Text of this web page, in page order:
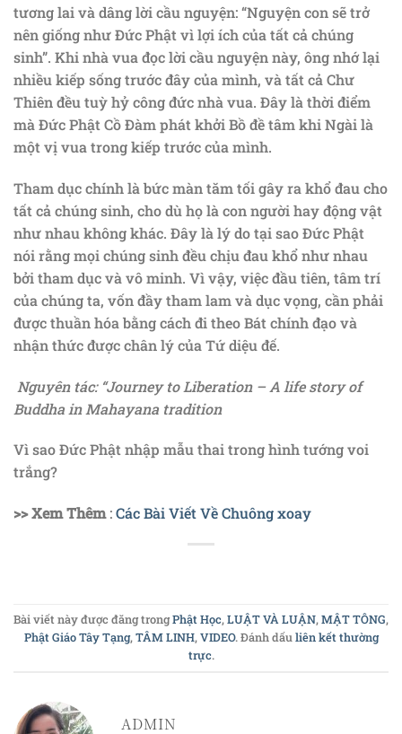
tương lai và dâng lời cầu nguyện: “Nguyện con sẽ trở
nên giống như Đức Phật vì lợi ích của tất cả chúng
sinh”. Khi nhà vua đọc lời cầu nguyện này, ông nhớ lại
nhiều kiếp sống trước đây của mình, và tất cả Chư
Thiên đều tuỳ hỷ công đức nhà vua. Đây là thời điểm
mà Đức Phật Cồ Đàm phát khởi Bồ đề tâm khi Ngài là
một vị vua trong kiếp trước của mình.
Tham dục chính là bức màn tăm tối gây ra khổ đau cho
tất cả chúng sinh, cho dù họ là con người hay động vật
như nhau không khác. Đây là lý do tại sao Đức Phật
nói rằng mọi chúng sinh đều chịu đau khổ như nhau
bởi tham dục và vô minh. Vì vậy, việc đầu tiên, tâm trí
của chúng ta, vốn đầy tham lam và dục vọng, cần phải
được thuần hóa bằng cách đi theo Bát chính đạo và
nhận thức được chân lý của Tứ diệu đế.
Nguyên tác: “Journey to Liberation – A life story of
Buddha in Mahayana tradition
Vì sao Đức Phật nhập mẫu thai trong hình tướng voi
trắng?
>> Xem Thêm:Các Bài Viết Về Chuông xoay
Bài viết này được đăng trongPhật Học,LUẬT VÀ LUẬN,MẬT TÔNG,
Phật Giáo Tây Tạng,TÂM LINH,VIDEO. Đánh dấuliên kết thường
trực.
ADMIN